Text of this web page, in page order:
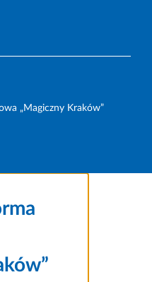
„Magiczny Kraków”